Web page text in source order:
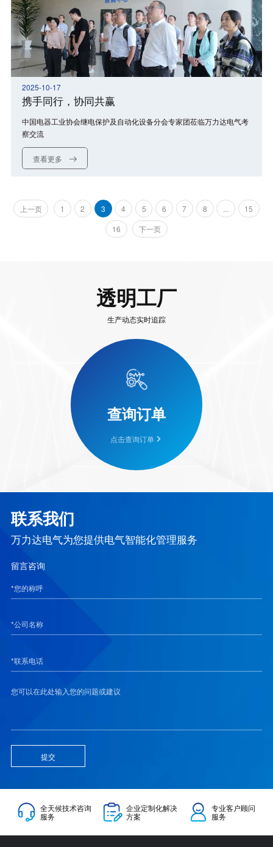
2025-10-17
携手同行，协同共赢
中国电器工业协会继电保护及自动化设备分会专家团莅临万力达电气考
察交流
查看更多
上一页 1 2 3 4 5 6 7 8 ...
15
16
下一页
透明工厂
生产动态实时追踪
查询订单
点击查询订单
联系我们
万力达电气为您提供电气智能化管理服务
留言咨询
提交
全天候技术咨询
服务
企业定制化解决
方案
专业客户顾问
服务